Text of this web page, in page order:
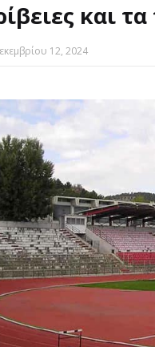
και
12, 2024